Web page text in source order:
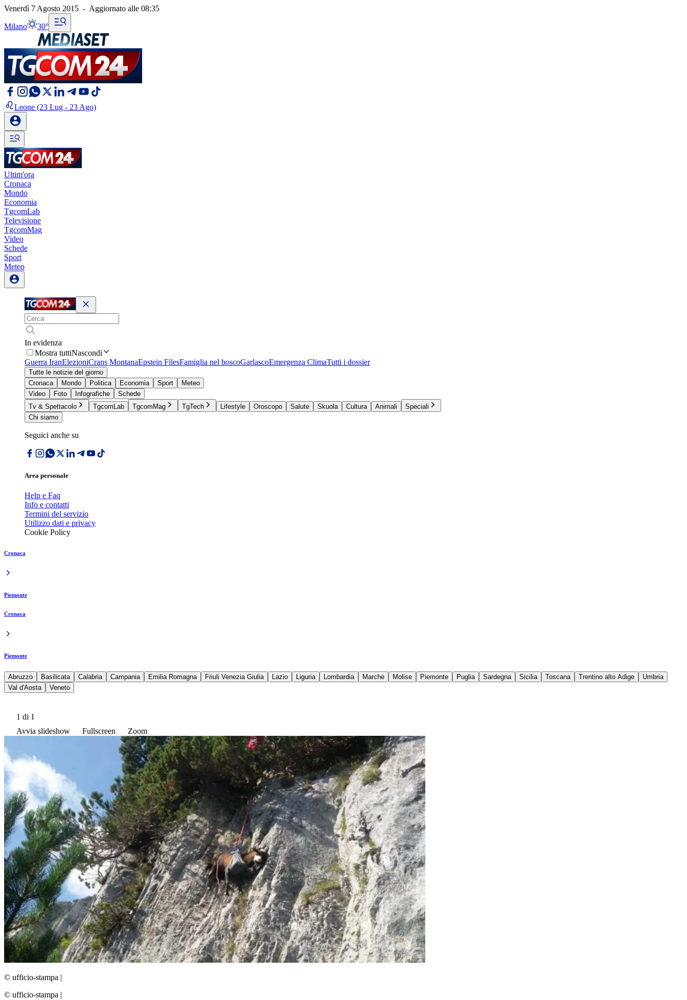
Venerdì 7 Agosto 2015 - Aggiornato alle 08:35
Milano 30°
Leone (23 Lug - 23 Ago)
Ultim'ora
Cronaca
Mondo
Economia
TgcomLab
Televisione
TgcomMag
Video
Schede
Sport
Meteo
In evidenza
Mostra tuttiNascondi
Guerra IranElezioniCrans MontanaEpstein FilesFamiglia nel boscoGarlascoEmergenza ClimaTutti i dossier
Tutte le notizie del giorno
Cronaca
Mondo Politica Economia Sport
Meteo
Video
Foto Infografiche
Schede
Tv & Spettacolo
TgcomLab TgcomMag TgTech Lifestyle Oroscopo Salute Skuola Cultura Animali
Speciali
Chi siamo
Seguici anche su
Area personale
Help e Faq
Info e contatti
Termini del servizio
Utilizzo dati e privacy
Cookie Policy
Cronaca
Piemonte
Cronaca
Piemonte
Abruzzo Basilicata Calabria Campania Emilia Romagna Friuli Venezia Giulia Lazio Liguria Lombardia Marche Molise Piemonte Puglia Sardegna Sicilia Toscana Trentino alto Adige
Umbria
Val d'Aosta
Veneto
1 di 1
Avvia slideshow
Fullscreen Zoom
© ufficio-stampa |
© ufficio-stampa |